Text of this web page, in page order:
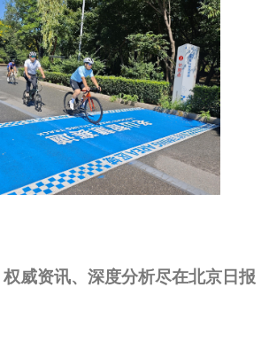
威资讯、深度分析尽在北京日报